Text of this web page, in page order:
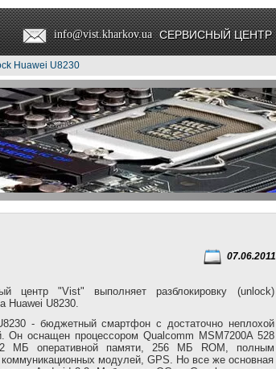
info@vist.kharkov.ua СЕРВИСНЫЙ ЦЕНТР
Huawei U8230
07.06.2011
центр "Vist" выполняет разблокировку (unlock)
Huawei U8230.
- бюджетный смартфон с достаточно неплохой
Он оснащен процессором Qualcomm MSM7200A 528
МБ оперативной памяти, 256 МБ ROM, полным
модулей, GPS. Но все же основная